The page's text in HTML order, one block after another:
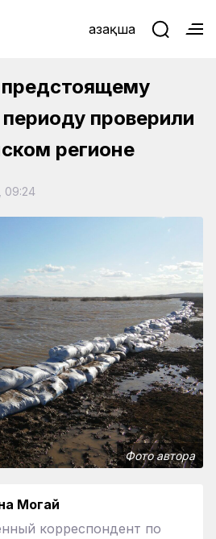
Қазақша
предстоящему
проверили
регионе
09:24
Фото автора
Могай
корреспондент по